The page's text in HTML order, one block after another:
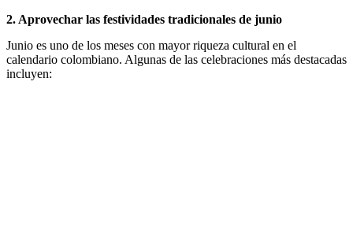
2. Aprovechar las festividades tradicionales de junio
Junio es uno de los meses con mayor riqueza cultural en el
calendario colombiano. Algunas de las celebraciones más destacadas
incluyen: